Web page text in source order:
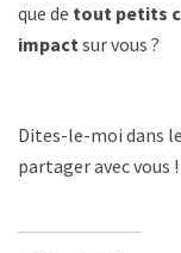
que de tout petits
impactsur vous ?
Dites-le-moi dans
partager avec vous !